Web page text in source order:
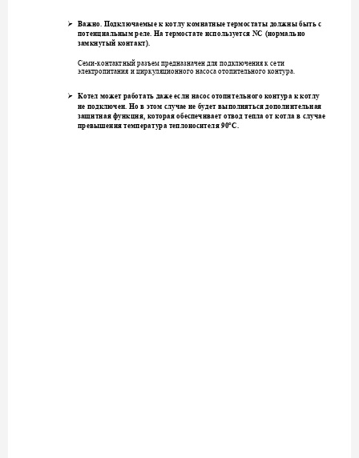
 Важно. Подключаемые к котлу комнатные термостаты должны быть с
потенциальным реле. На термостате используется NC (нормально
замкнутый контакт).
Семи-контактный разъем предназначен для подключения к сети
электропитания и циркуляционного насоса отопительного контура.
 Котел может работать даже если насос отопительного контура к котлу
не подключен. Но в этом случае не будет выполняться дополнительная
защитная функция, которая обеспечивает отвод тепла от котла в случае
превышения температура теплоносителя 90°C.